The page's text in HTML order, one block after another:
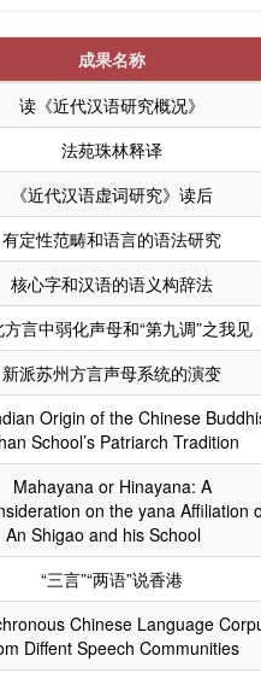
成果名称
读《近代汉语研究概况》
法苑珠林释译
《近代汉语虚词研究》读后
有定性范畴和语言的语法研究
核心字和汉语的语义构辞法
方言中弱化声母和“第九调”之我见
新派苏州方言声母系统的演变
Origin of the Chinese
School’s Patriarch Tradition
Mahayana or Hinayana: A
on the yana Affiliation
An Shigao and his School
“三言”“两语”说香港
Chinese Language
Diffent Speech Communities